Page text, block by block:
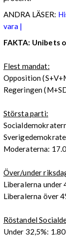
ANDRA LÄSER:
vara |
FAKTA: Unibets
Flest mandat:
Opposition
Regeringen
Största parti:
Moderaterna:
Över/under
Liberalerna under
Liberalerna över
Röstandel
Under 32,5%: 1.80